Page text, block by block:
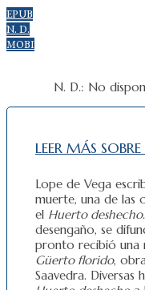
EPUB
N. D.
MOBI
N. D.: No
LEER MÁS
Lope de Vega
muerte, una de las
el Huerto deshecho
desengaño, se
pronto recibió una
Güerto florido,
Saavedra. Diversas